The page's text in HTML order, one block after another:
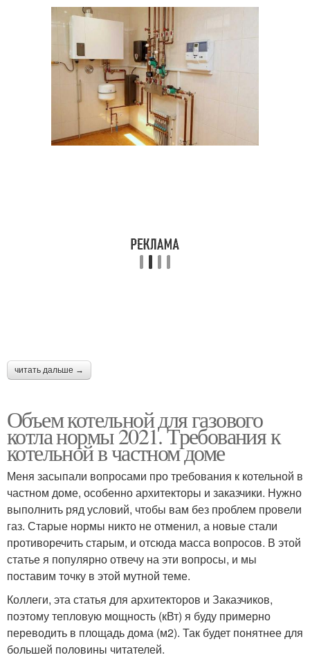
читать дальше →
Объем котельной для газового
котла нормы 2021. Требования к
котельной в частном доме
Меня засыпали вопросами про требования к котельной в
частном доме, особенно архитекторы и заказчики. Нужно
выполнить ряд условий, чтобы вам без проблем провели
газ. Старые нормы никто не отменил, а новые стали
противоречить старым, и отсюда масса вопросов. В этой
статье я популярно отвечу на эти вопросы, и мы
поставим точку в этой мутной теме.
Коллеги, эта статья для архитекторов и Заказчиков,
поэтому тепловую мощность (кВт) я буду примерно
переводить в площадь дома (м2). Так будет понятнее для
большей половины читателей.